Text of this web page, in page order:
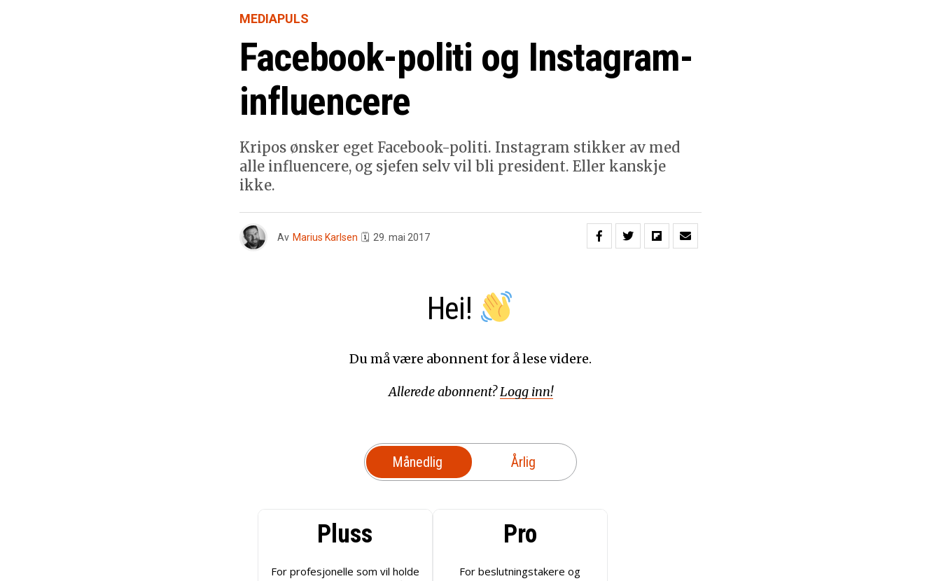
MEDIAPULS
Facebook-politi og Instagram-
influencere
Kripos ønsker eget Facebook-politi. Instagram stikker av med
alle influencere, og sjefen selv vil bli president. Eller kanskje
ikke.
Av Marius Karlsen 🗓 29. mai 2017
Hei!
Du må være abonnent for å lese videre.
Allerede abonnent?Logg inn!
Månedlig Årlig
Pluss
For profesjonelle som vil holde
Pro
For beslutningstakere og